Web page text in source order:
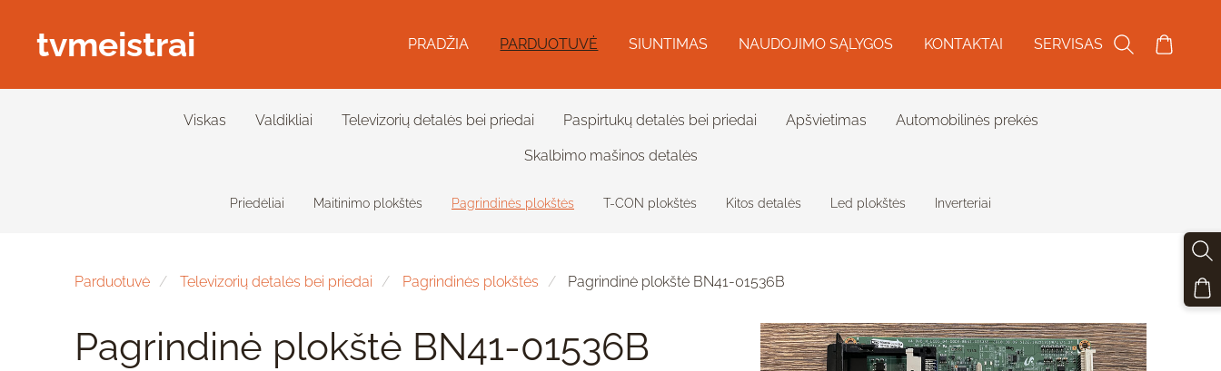
tvmeistrai PRADŽIA PARDUOTUVĖ SIUNTIMAS NAUDOJIMO SĄLYGOS KONTAKTAI SERVISAS
Viskas Valdikliai Televizorių detalės bei priedai Paspirtukų detalės bei priedai Apšvietimas Automobilinės prekės
Skalbimo mašinos detalės
Priedėliai Maitinimo plokštės Pagrindinės plokštės T-CON plokštės Kitos detalės Led plokštės Inverteriai
Parduotuvė Televizorių detalės bei priedai Pagrindinės plokštės Pagrindinė plokštė BN41-01536B
Pagrindinė plokštė BN41-01536B